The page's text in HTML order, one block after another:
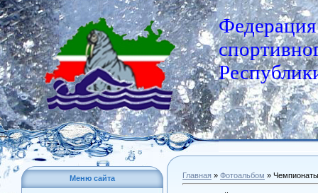
Федерация
Меню сайта Главная » Фотоальбом » Чемпионаты